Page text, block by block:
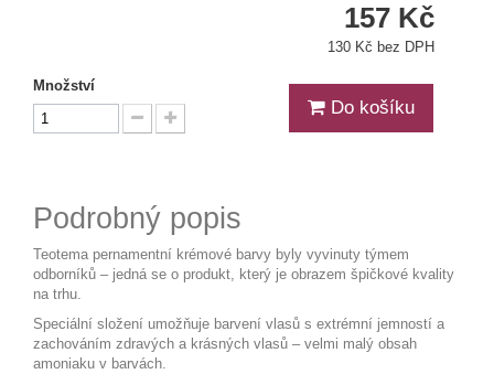
157 Kč
130 Kč bez DPH
Množství
Do košíku
Podrobný popis
Teotema pernamentní krémové barvy byly vyvinuty týmem
odborníků – jedná se o produkt, který je obrazem špičkové kvality
na trhu.
Speciální složení umožňuje barvení vlasů s extrémní jemností a
zachováním zdravých a krásných vlasů – velmi malý obsah
amoniaku v barvách.